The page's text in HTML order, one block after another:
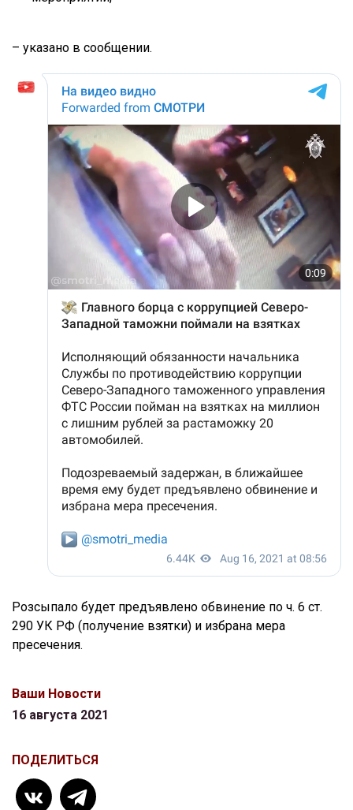
– указано в сообщении.
Розсыпало будет предъявлено обвинение по ч. 6 ст.
290 УК РФ (получение взятки) и избрана мера
пресечения.
Ваши Новости
16 августа 2021
ПОДЕЛИТЬСЯ